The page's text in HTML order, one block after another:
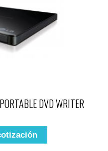
DVD WRITER